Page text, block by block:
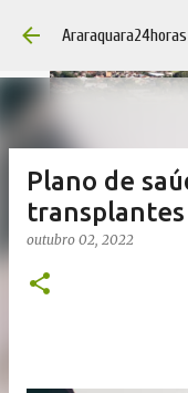
Pular
Araraquara24horas
Plano de
outubro 02, 2022